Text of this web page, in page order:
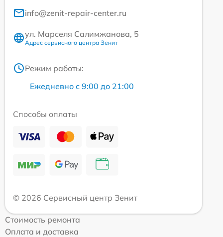
info@zenit-repair-center.ru
ул. Марселя Салимжанова, 5
Адрес сервисного центра Зенит
Режим работы:
Ежедневно с 9:00 до 21:00
Способы оплаты
© 2026 Сервисный центр Зенит
Стоимость ремонта
Оплата и доставка